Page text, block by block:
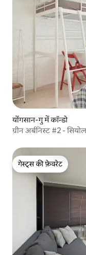
योंगसान-गु में कॉन्डो
ग्रीन अर्बनिस्ट #2 -
गेस्ट्स की फ़ेवरेट
गेस्ट्स की फ़ेवरेट